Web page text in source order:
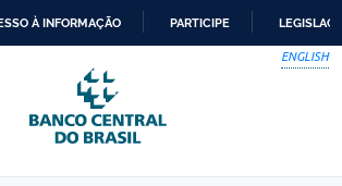
PARA
O
CONTEÚDO
À INFORMAÇÃO PARTICIPE
ENGLISH